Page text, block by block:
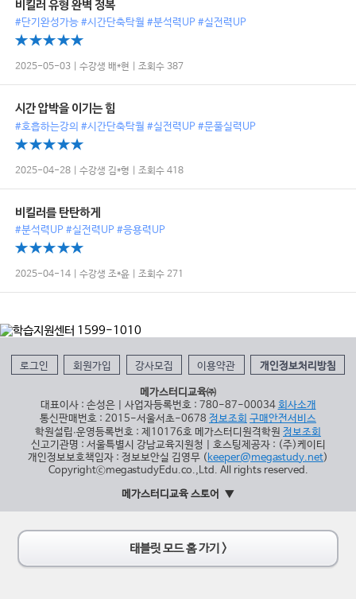
비킬러 유형 완벽 정복
#단기완성가능 #시간단축탁월 #분석력UP #실전력UP
2025-05-03 | 수강생 배*현 | 조회수 387
시간 압박을 이기는 힘
#호흡하는강의 #시간단축탁월 #실전력UP #문풀실력UP
2025-04-28 | 수강생 김*형 | 조회수 418
비킬러를 탄탄하게
#분석력UP #실전력UP #응용력UP
2025-04-14 | 수강생 조*윤 | 조회수 271
로그인 회원가입 강사모집 이용약관 개인정보처리방침
메가스터디교육㈜
대표이사 : 손성은 | 사업자등록번호 : 780-87-00034 회사소개
통신판매번호 : 2015-서울서초-0678 정보조회 구매안전서비스
학원설립∙운영등록번호 : 제10176호 메가스터디원격학원 정보조회
신고기관명 : 서울특별시 강남교육지원청 | 호스팅제공자 : (주)케이티
개인정보보호책임자 : 정보보안실 김영무 (keeper@megastudy.net)
CopyrightⓒmegastudyEdu.co.,Ltd. All rights reserved.
메가스터디교육 스토어
태블릿 모드 홈 가기 >